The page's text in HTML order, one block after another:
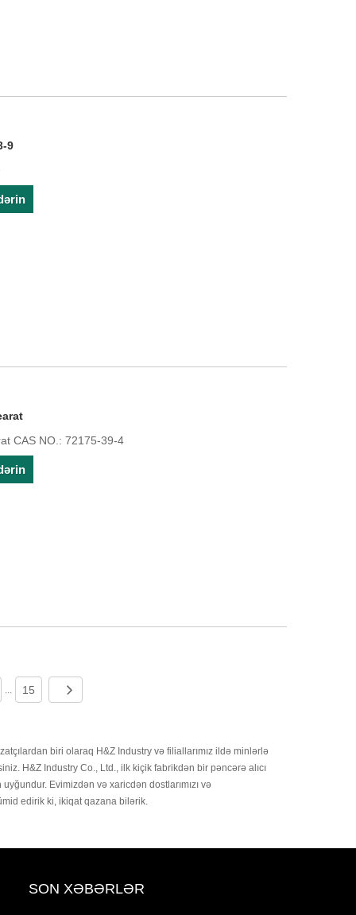
9
CAS NO.: 72175-39-4
... 15
biri olaraq H&Z Industry və filiallarımız ildə minlərlə
H&Z Industry Co., Ltd., ilk kiçik fabrikdən bir pəncərə alıcı
Evimizdən və xaricdən dostlarımızı və
edirik ki, ikiqat qazana bilərik.
SON XƏBƏRLƏR